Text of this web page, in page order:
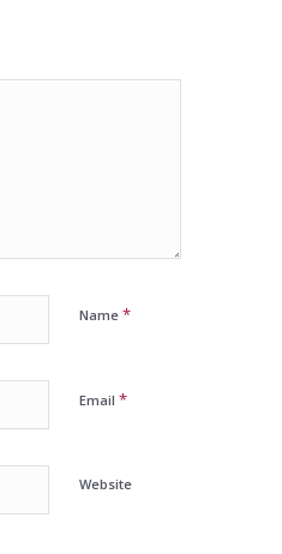
Name *
Email *
Website